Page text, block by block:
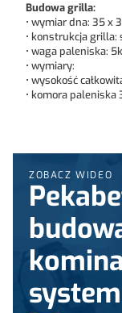
Budowa grilla:
• wymiar dna: 35 x
• konstrukcja
• waga paleniska:
• wymiary:
• wysokość
• komora paleniska
ZOBACZ WIDEO
komina